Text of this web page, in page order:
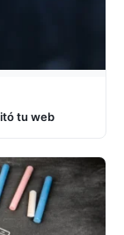
tu web